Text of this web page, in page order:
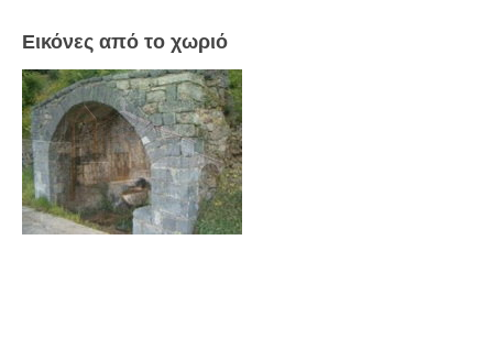
Πετρόκτιστα Σπίτια - Εκκλησίες
Σύνδεσμοι
Εικόνες από το χωριό